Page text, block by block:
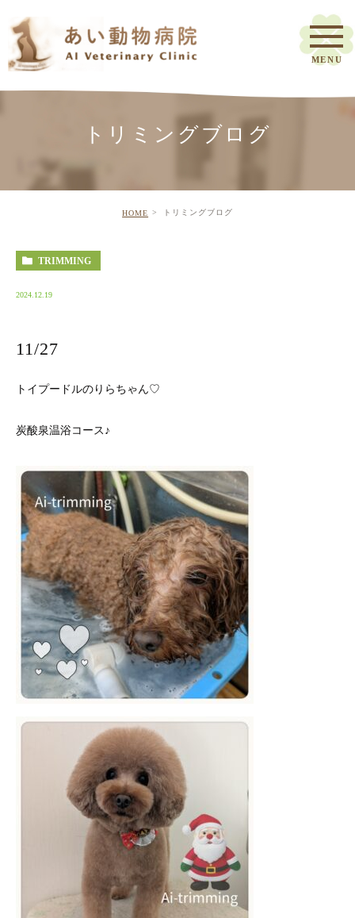
トリミングブログ
HOME トリミングブログ
TRIMMING
2024.12.19
11/27
トイプードルのりらちゃん♡
炭酸泉温浴コース♪